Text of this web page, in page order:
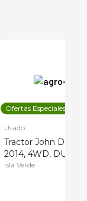
Ofertas Especiales
Usado
Tractor John Deere
2014, 4WD, DUAL
Isla Verde